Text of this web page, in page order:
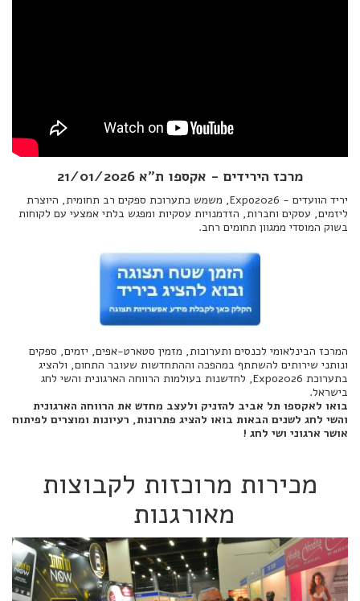
מרכז הירידים - אקספו ת"א 21/01/2026
יריד הוועדים - Expo2026, משמש כתערוכת ספקים רב תחומית, היוצרת
ליזמים, עסקים וחברות, הזדמנויות עסקיות ומפגש בלתי אמצעי עם לקוחות
בשוק המוסדי ממגוון תחומים רחב.
המרכז הבינלאומי לכנסים ותערוכות, מזמין סטארט-אפים, יזמים, ספקים
ונותני שירותים להשתתף במהפכה וההתחדשות שעובר התחום, ולהציג
בתערוכת Expo2026, לחדשנות בעולמות הרווחה הארגונית והשי לחג
בישראל.
בואו לאקספו תל אביב להזניק ולעצב מחדש את הרווחה הארגונית
והשי לחג לשנים הבאות בואו להציג פתרונות, רעיונות ומוצרים לפיתוח
אושר ארגוני ושי לחג !
מכירות מרוכזות לקבוצות
מאורגנות